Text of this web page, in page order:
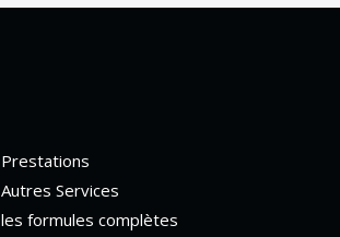
Prestations
Autres Services
les formules complètes